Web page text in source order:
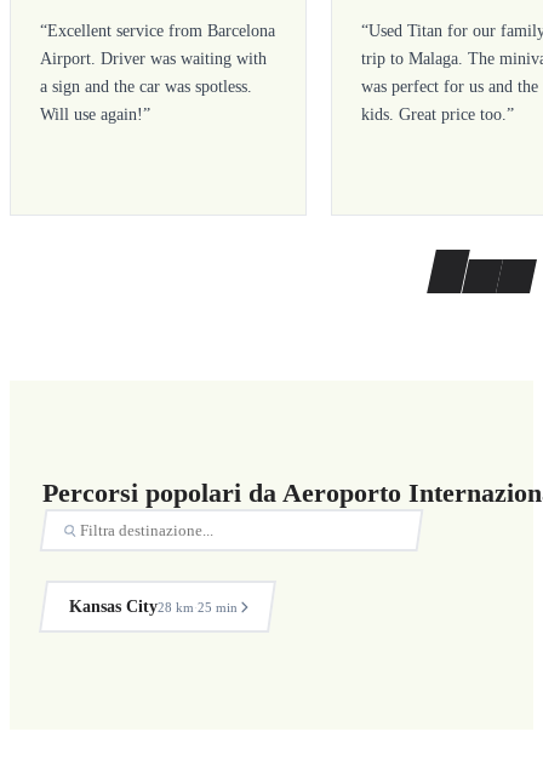
“Excellent service from Barcelona
Airport. Driver was waiting with
a sign and the car was spotless.
Will use again!”
“Used Titan for our
trip to Malaga. The
was perfect for us and the
kids. Great price too.”
Percorsi popolari da Aeroporto
Kansas City28 km·25 min